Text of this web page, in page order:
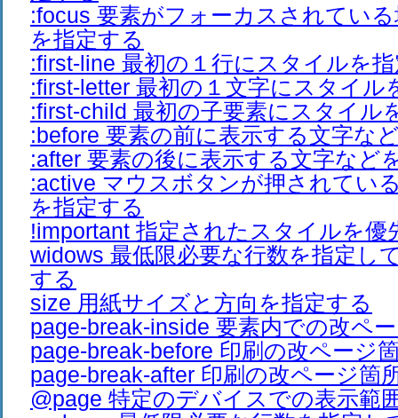
:focus 要素がフォーカスされてい
を指定する
:first-line 最初の１行にスタイルを
:first-letter 最初の１文字にスタイル
:first-child 最初の子要素にスタイル
:before 要素の前に表示する文字な
:after 要素の後に表示する文字など
:active マウスボタンが押されてい
を指定する
!important 指定されたスタイルを優
widows 最低限必要な行数を指定し
する
size 用紙サイズと方向を指定する
page-break-inside 要素内での改ペ
page-break-before 印刷の改ページ
page-break-after 印刷の改ページ箇
@page 特定のデバイスでの表示範